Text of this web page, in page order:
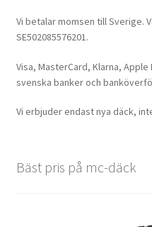
Vi betalar momsen till Sverige.
SE502085576201.
Visa, MasterCard, Klarna, Apple
svenska banker och
Vi erbjuder endast nya däck,
Bäst pris på mc-däck